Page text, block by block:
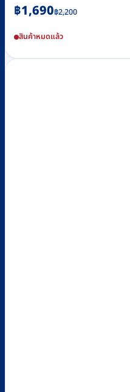
฿2,200
Original
was:
฿2,200.
฿1,690
Current
is:
฿1,690.
สินค้าหมดแล้ว